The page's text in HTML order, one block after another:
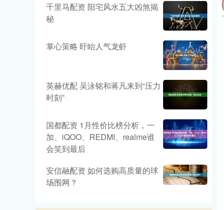
千里马配资 阳宅风水五大凶煞揭
秘
掌心策略 盱眙人气龙虾
英赫优配 吴泳铭和蒋凡来到“压力
时刻”
国都配资 1月性价比榜分析，一
加、iQOO、REDMI、realme谁
会笑到最后
安信融配资 如何选购高质量的球
场围网？